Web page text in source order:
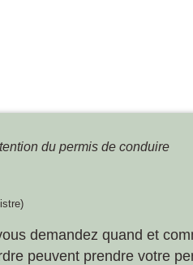
du permis de conduire
demandez quand et
peuvent prendre votre